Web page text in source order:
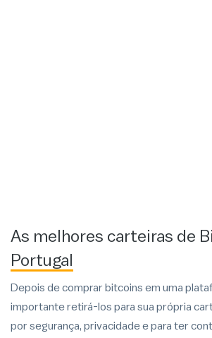
As melhores carteiras de
Portugal
Depois de comprar bitcoins em uma
importante retirá-los para sua própria
por segurança, privacidade e para ter